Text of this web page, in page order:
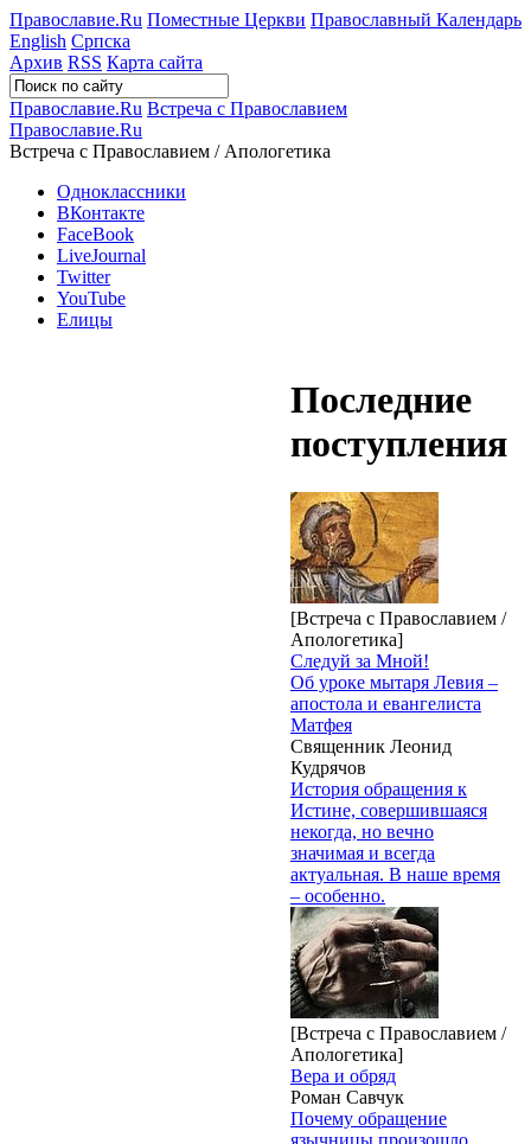
Православие.Ru Поместные Церкви Православный Календарь
English Српска
Архив RSS Карта сайта
Православие.Ru Встреча с Православием
Православие.Ru
Встреча с Православием / Апологетика
Одноклассники
ВКонтакте
FaceBook
LiveJournal
Twitter
YouTube
Елицы
Последние
поступления
[Встреча с Православием /
Апологетика]
Следуй за Мной!
Об уроке мытаря Левия –
апостола и евангелиста
Матфея
Священник Леонид
Кудрячов
История обращения к
Истине, совершившаяся
некогда, но вечно
значимая и всегда
актуальная. В наше время
– особенно.
[Встреча с Православием /
Апологетика]
Вера и обряд
Роман Савчук
Почему обращение
язычницы произошло